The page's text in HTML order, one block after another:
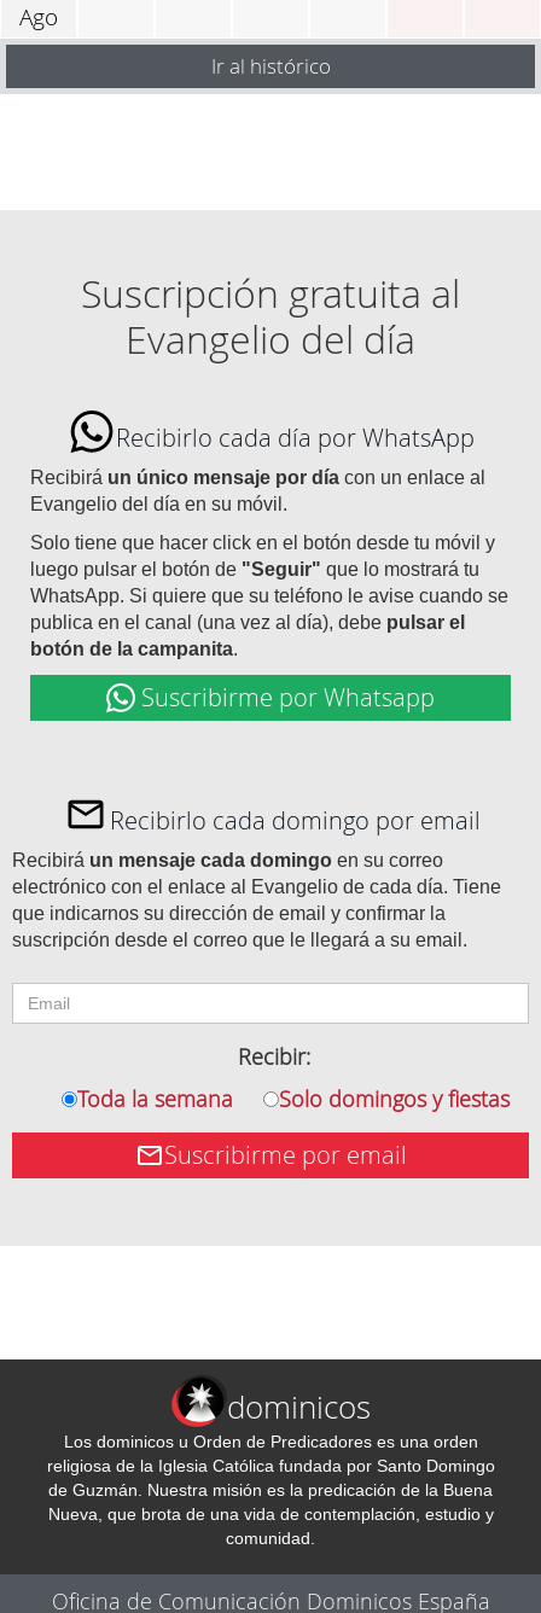
Ago
Ir al histórico
Suscripción gratuita al
Evangelio del día
Recibirlo cada día por WhatsApp
Recibirá un único mensaje por día con un enlace al
Evangelio del día en su móvil.
Solo tiene que hacer click en el botón desde tu móvil y
luego pulsar el botón de "Seguir" que lo mostrará tu
WhatsApp. Si quiere que su teléfono le avise cuando se
publica en el canal (una vez al día), debe pulsar el
botón de la campanita.
Suscribirme por Whatsapp
Recibirlo cada domingo por email
Recibirá un mensaje cada domingo en su correo
electrónico con el enlace al Evangelio de cada día. Tiene
que indicarnos su dirección de email y confirmar la
suscripción desde el correo que le llegará a su email.
Recibir:
Toda la semana
Solo domingos y fiestas
Suscribirme por email
dominicos
Los dominicos u Orden de Predicadores es una orden
religiosa de la Iglesia Católica fundada por Santo Domingo
de Guzmán. Nuestra misión es la predicación de la Buena
Nueva, que brota de una vida de contemplación, estudio y
comunidad.
Oficina de Comunicación Dominicos España